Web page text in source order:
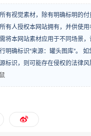
有视觉素材，除有明确标明的付
有人授权本网站拥有，并供使用
将本网站素材应用于不同场景，
明确标识“来源：罐头图库”。 如
标识，则可能存在侵权的法律风